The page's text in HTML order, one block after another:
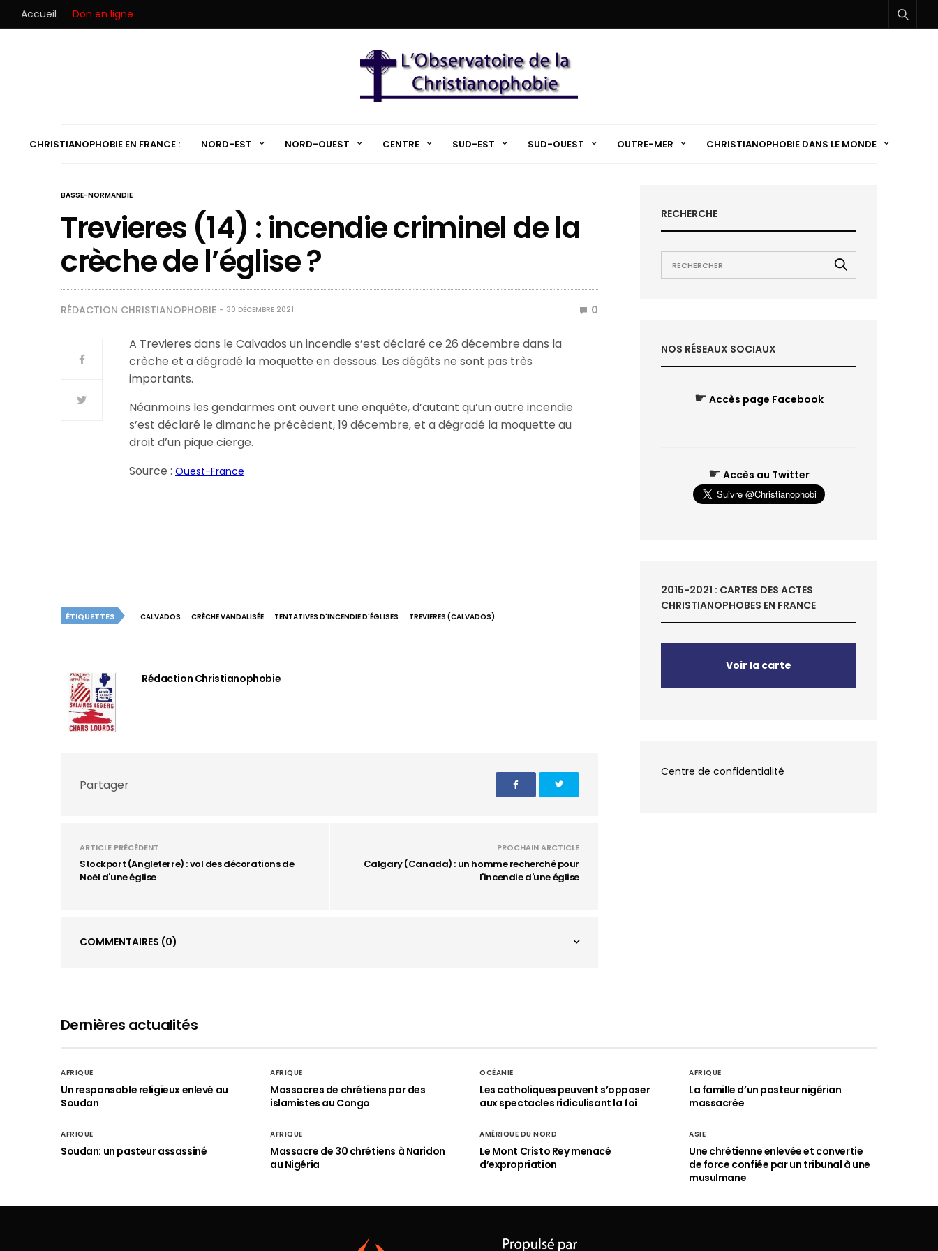
Accueil Don en ligne
CHRISTIANOPHOBIE EN FRANCE : NORD-EST NORD-OUEST CENTRE SUD-EST SUD-OUEST OUTRE-MER CHRISTIANOPHOBIE DANS LE MONDE
BASSE-NORMANDIE
Trevieres (14) : incendie criminel de la
crèche de l’église ?
RÉDACTION CHRISTIANOPHOBIE 30 DÉCEMBRE 2021 0
A Trevieres dans le Calvados un incendie s’est déclaré ce 26 décembre dans la
crèche et a dégradé la moquette en dessous. Les dégâts ne sont pas très
importants.
Néanmoins les gendarmes ont ouvert une enquête, d’autant qu’un autre incendie
s’est déclaré le dimanche précèdent, 19 décembre, et a dégradé la moquette au
droit d’un pique cierge.
Source :Ouest-France
ÉTIQUETTES CALVADOS CRÈCHE VANDALISÉE TENTATIVES D'INCENDIE D'ÉGLISES TREVIERES (CALVADOS)
Rédaction Christianophobie
Partager
ARTICLE PRÉCÉDENT
Stockport (Angleterre) : vol des décorations de
Noël d'une église
PROCHAIN ARCTICLE
Calgary (Canada) : un homme recherché pour
l'incendie d'une église
COMMENTAIRES (0)
RECHERCHE
NOS RÉSEAUX SOCIAUX
☛ Accès page Facebook
☛ Accès au Twitter
2015-2021 : CARTES DES ACTES
CHRISTIANOPHOBES EN FRANCE
Voir la carte
Centre de confidentialité
Dernières actualités
AFRIQUE
Un responsable religieux enlevé au
Soudan
AFRIQUE
Massacres de chrétiens par des
islamistes au Congo
OCÉANIE
Les catholiques peuvent s’opposer
aux spectacles ridiculisant la foi
AFRIQUE
La famille d’un pasteur nigérian
massacrée
AFRIQUE
Soudan: un pasteur assassiné
AFRIQUE
Massacre de 30 chrétiens à Naridon
au Nigéria
AMÉRIQUE DU NORD
Le Mont Cristo Rey menacé
d’expropriation
ASIE
Une chrétienne enlevée et convertie
de force confiée par un tribunal à une
musulmane